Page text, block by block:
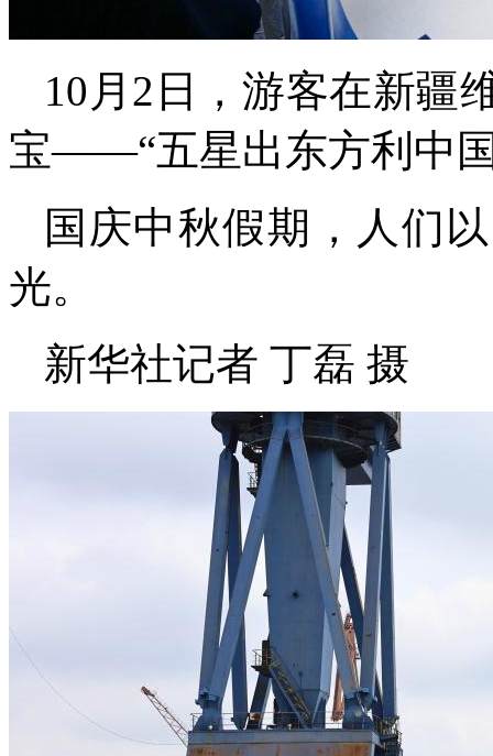
10月2日，游客在新疆
宝——“五星出东方利中
国庆中秋假期，人们
光。
新华社记者 丁磊 摄